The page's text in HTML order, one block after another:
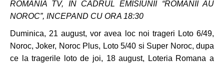
ROMANIA TV, IN CADRUL EMISIUNII “ROMANII AU
NOROC”, INCEPAND CU ORA 18:30
Duminica, 21 august, vor avea loc noi trageri Loto 6/49,
Noroc, Joker, Noroc Plus, Loto 5/40 si Super Noroc, dupa
ce la tragerile loto de joi, 18 august, Loteria Romana a